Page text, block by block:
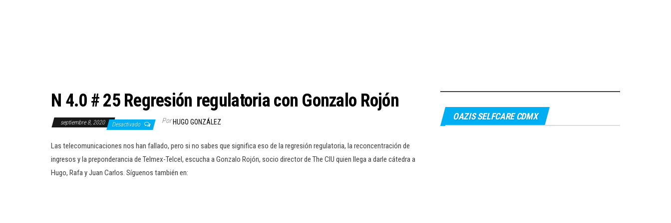
N 4.0 # 25 Regresión regulatoria con Gonzalo Rojón
septiembre 8, 2020 Desactivado Por HUGO GONZÁLEZ
Las telecomunicaciones nos han fallado, pero si no sabes que significa eso de la regresión regulatoria, la reconcentración de
ingresos y la preponderancia de Telmex-Telcel, escucha a Gonzalo Rojón, socio director de The CIU quien llega a darle cátedra a
Hugo, Rafa y Juan Carlos. Síguenos también en:
OAZIS SELFCARE CDMX